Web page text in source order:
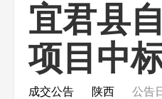
宜君县
项目中
成交公告 陕西 公告